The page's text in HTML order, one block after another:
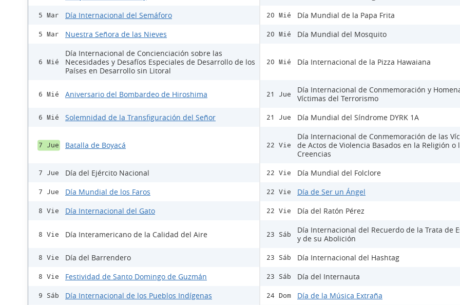
5 Mar Día Internacional del Semáforo
5 Mar Nuestra Señora de las Nieves
6 Mié
Día Internacional de Concienciación sobre las
Necesidades y Desafíos Especiales de Desarrollo de los
Países en Desarrollo sin Litoral
6 Mié Aniversario del Bombardeo de Hiroshima
6 Mié Solemnidad de la Transfiguración del Señor
7 Jue Batalla de Boyacá
7 Jue Día del Ejército Nacional
7 Jue Día Mundial de los Faros
8 Vie Día Internacional del Gato
8 Vie Día Interamericano de la Calidad del Aire
8 Vie Día del Barrendero
8 Vie Festividad de Santo Domingo de Guzmán
9 Sáb Día Internacional de los Pueblos Indígenas
20 Mié Día Mundial de la Papa Frita
20 Mié Día Mundial del Mosquito
20 Mié Día Internacional de la Pizza Hawaiana
21 Jue
Día Internacional de Conmemoración y
Víctimas del Terrorismo
21 Jue Día Mundial del Síndrome DYRK 1A
22 Vie
Día Internacional de Conmemoración de las
de Actos de Violencia Basados en la Religión o
Creencias
22 Vie Día Mundial del Folclore
22 Vie Día de Ser un Ángel
22 Vie Día del Ratón Pérez
23 Sáb
Día Internacional del Recuerdo de la Trata de
y de su Abolición
23 Sáb Día Internacional del Hashtag
23 Sáb Día del Internauta
24 Dom Día de la Música Extraña